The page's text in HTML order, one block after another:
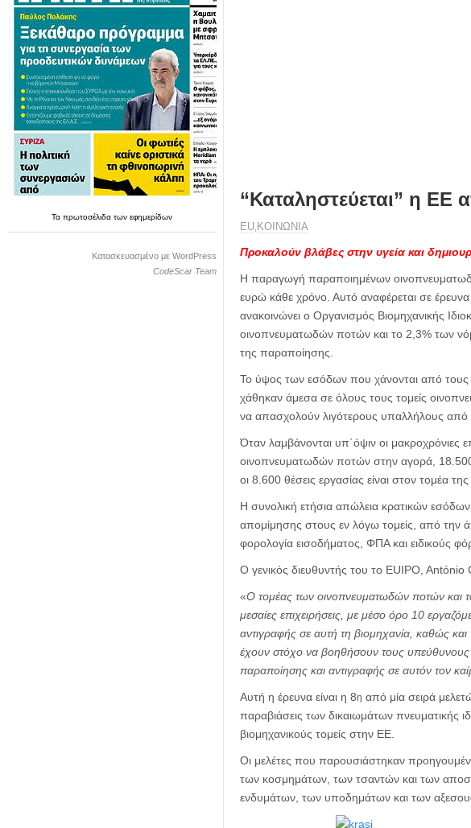
Ταπρωτοσέλιδατωνεφημερίδων
Κατασκευασμένο με WordPress
CodeScar Team
“Καταληστεύεται” η ΕΕ
ΕU, ΚΟΙΝΩΝΙΑ
Προκαλούν βλάβες στην υγεία και
Η παραγωγή παραποιημένων
ευρώ κάθε χρόνο. Αυτό αναφέρεται σε
ανακοινώνει ο Οργανισμός Βιομηχανικής
οινοπνευματωδών ποτών και το 2,3% των
της παραποίησης.
Το ύψος των εσόδων που χάνονται από τους
χάθηκαν άμεσα σε όλους τους τομείς
να απασχολούν λιγότερους υπαλλήλους
Όταν λαμβάνονται υπ΄όψιν οι
οινοπνευματωδών ποτών στην αγορά, 18.500
οι 8.600 θέσεις εργασίας είναι στον τομέα
Η συνολική ετήσια απώλεια κρατικών
απομίμησης στους εν λόγω τομείς, από την
φορολογία εισοδήματος, ΦΠΑ και ειδικούς
Ο γενικός διευθυντής του το EUIPO,
«Ο τομέας των οινοπνευματωδών ποτών και
μεσαίες επιχειρήσεις, με μέσο όρο 10
αντιγραφής σε αυτή τη βιομηχανία, καθώς
έχουν στόχο να βοηθήσουν τους υπεύθυνους
παραποίησης και αντιγραφής σε αυτόν τον
Αυτή η έρευνα είναι η 8η από μία σειρά
παραβιάσεις των δικαιωμάτων πνευματικής
βιομηχανικούς τομείς στην ΕΕ.
Οι μελέτες που παρουσιάστηκαν
των κοσμημάτων, των τσαντών και των
ενδυμάτων, των υποδημάτων και των